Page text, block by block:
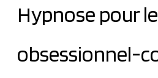
Hypnose pour
obsessionnel-